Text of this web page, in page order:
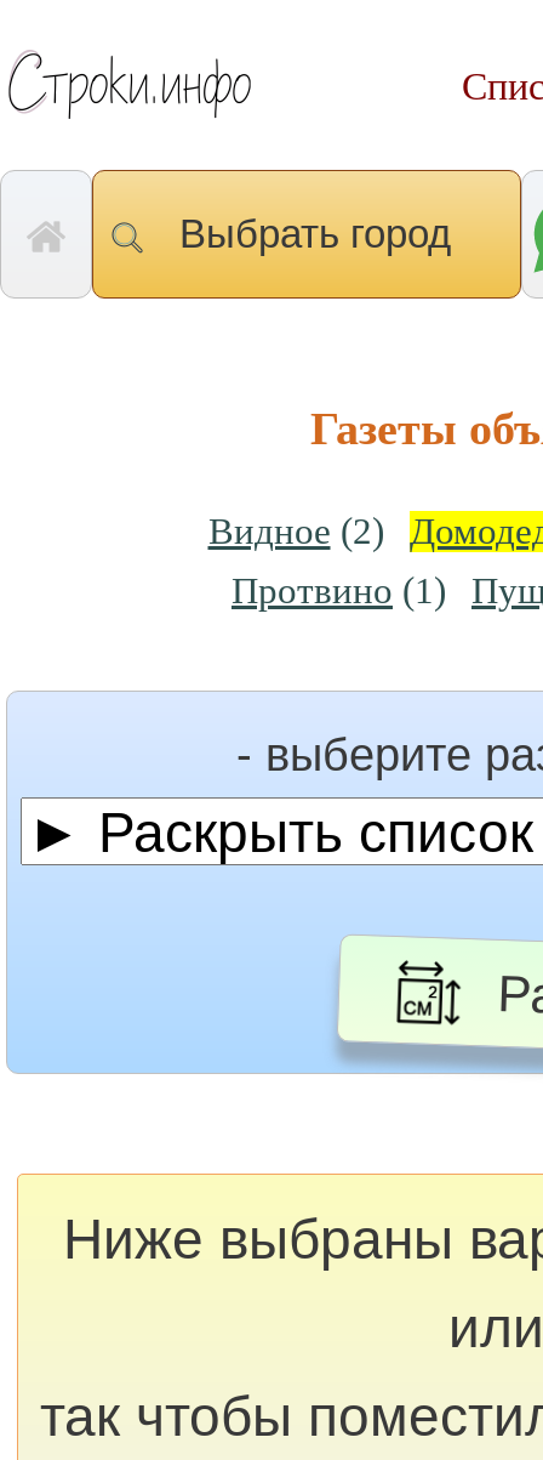
Выбрать город
Газеты
Видное (2)
Протвино (1)
- выберите
Ниже выбраны
так чтобы